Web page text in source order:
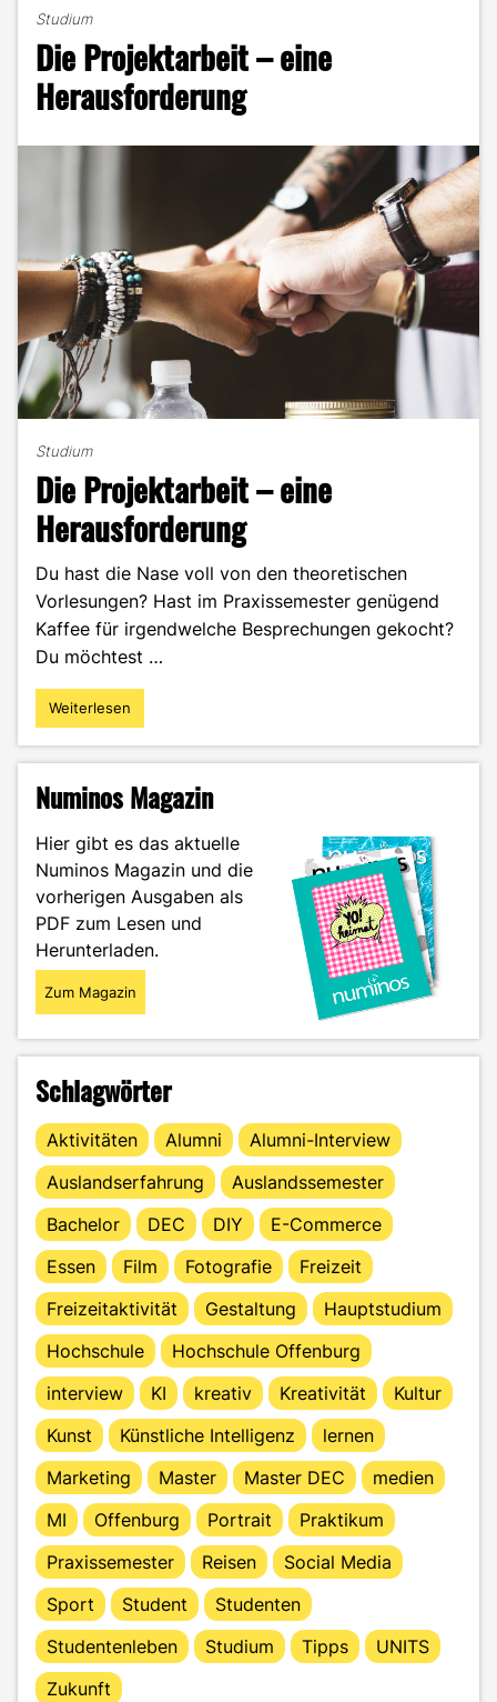
Justus
vs.
Hipster"
Studium
Die Projektarbeit – eine
Herausforderung
Studium
Die Projektarbeit – eine
Herausforderung
Du hast die Nase voll von den theoretischen
Vorlesungen? Hast im Praxissemester genügend
Kaffee für irgendwelche Besprechungen gekocht?
Du möchtest …
"Die
Projektarbeit
Herausforderung"
Weiterlesen
Numinos Magazin
Hier gibt es das aktuelle
Numinos Magazin und die
vorherigen Ausgaben als
PDF zum Lesen und
Herunterladen.
Zum Magazin
Schlagwörter
Aktivitäten Alumni
Alumni-Interview
Auslandserfahrung
Auslandssemester
Bachelor
DEC DIY
E-Commerce
Essen
Film Fotografie
Freizeit
Freizeitaktivität
Gestaltung
Hauptstudium
Hochschule
Hochschule Offenburg
interview
KI kreativ Kreativität
Kultur
Kunst
Künstliche Intelligenz
lernen
Marketing
Master Master DEC
medien
MI
Offenburg Portrait
Praktikum
Praxissemester
Reisen
Social Media
Sport
Student
Studenten
Studentenleben
Studium Tipps
UNITS
Zukunft